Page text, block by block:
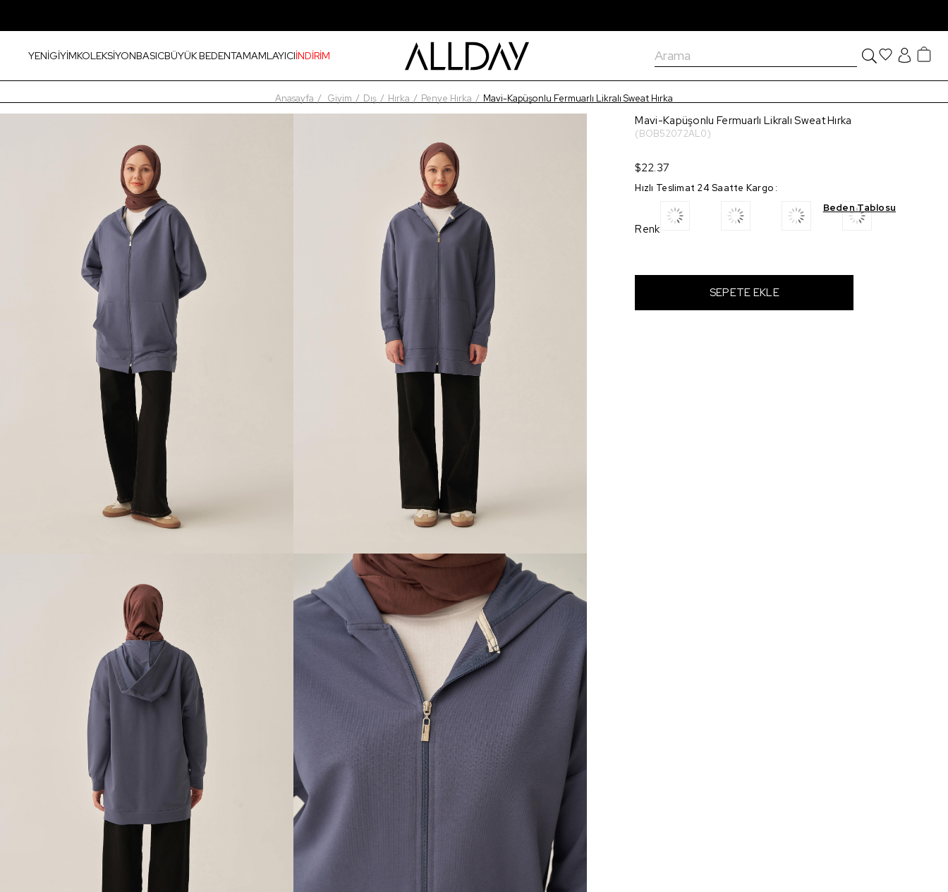
YENİGİYİMKOLEKSİYONBASICBÜYÜK BEDENTAMAMLAYICIİNDİRİM
Anasayfa Giyim Dış Hırka Penye Hırka Mavi-Kapüşonlu Fermuarlı Likralı Sweat Hırka
Mavi-Kapüşonlu Fermuarlı Likralı Sweat Hırka
(BOB52072AL0)
$22.37
Hızlı Teslimat 24 Saatte Kargo :
Beden Tablosu
Renk